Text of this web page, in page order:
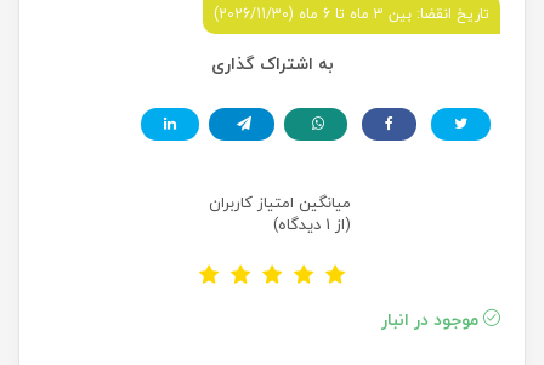
تاریخ انقضا: بین 3 ماه تا 6 ماه (2026/11/30)
به اشتراک گذاری
میانگین امتیاز کاربران
(از 1 دیدگاه)
موجود در انبار